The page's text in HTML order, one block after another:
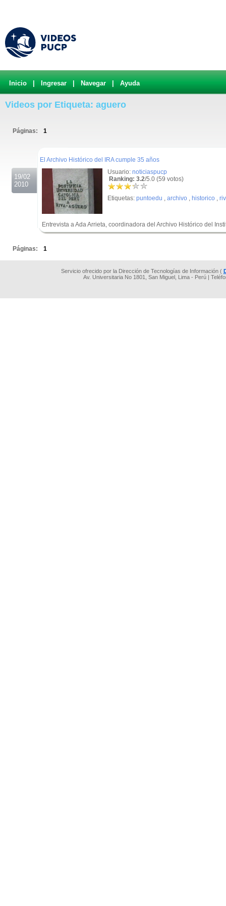
Inicio Ingresar Navegar Ayuda
Videos por Etiqueta: aguero
Páginas: 1
19/02
2010
El Archivo Histórico del IRA cumple 35 años
Usuario: noticiaspucp
Ranking: 3.2/5.0 (59 votos)
Etiquetas: puntoedu , archivo , historico ,
Entrevista a Ada Arrieta, coordinadora del Archivo Histórico del
Páginas: 1
Servicio ofrecido por la Dirección de Tecnologías de Información (
Av. Universitaria No 1801, San Miguel, Lima - Perú |